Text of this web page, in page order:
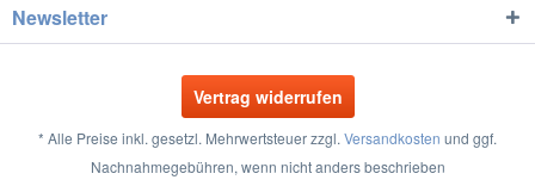
Newsletter
Vertrag widerrufen
* Alle Preise inkl. gesetzl. Mehrwertsteuer zzgl. Versandkosten und ggf.
Nachnahmegebühren, wenn nicht anders beschrieben